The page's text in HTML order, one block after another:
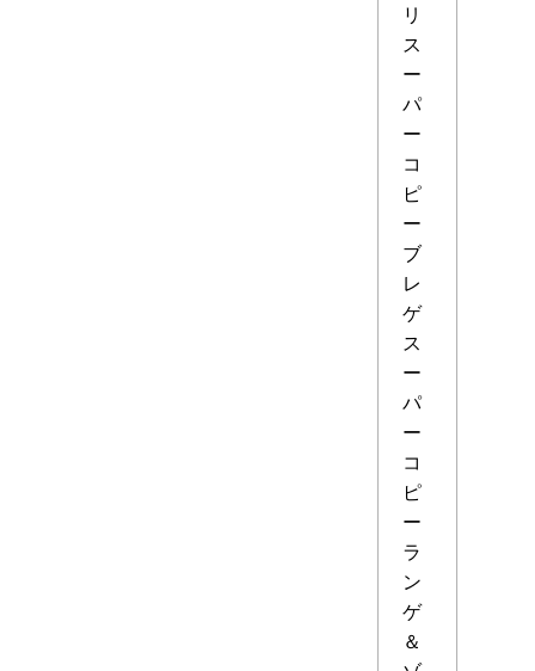
リ
ス
ー
パ
ー
コ
ピ
ー
ブ
レ
ゲ
ス
ー
パ
ー
コ
ピ
ー
ラ
ン
ゲ
＆